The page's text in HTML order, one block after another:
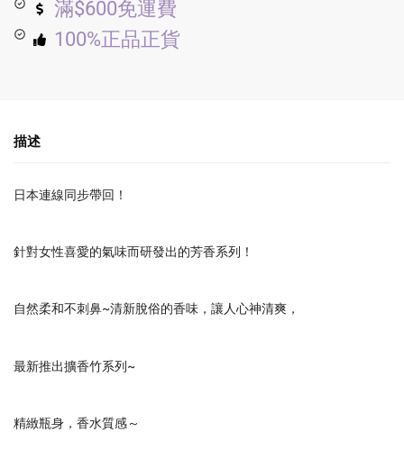
滿$600免運費
100%正品正貨
描述
日本連線同步帶回！
針對女性喜愛的氣味而研發出的芳香系列！
自然柔和不刺鼻~清新脫俗的香味，讓人心神清爽，
最新推出擴香竹系列~
精緻瓶身，香水質感～